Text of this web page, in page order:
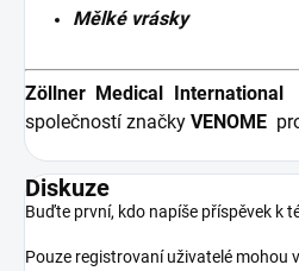
Mělké vrásky
Zöllner Medical International
společností značky VENOME
Diskuze
Buďte první, kdo napíše příspěvek k
Pouze registrovaní uživatelé mohou